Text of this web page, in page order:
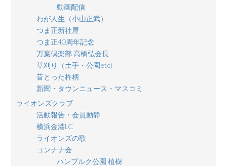
動画配信
わが人生（小山正武）
つま正新社屋
つま正40周年記念
万葉倶楽部 高橋弘会長
草刈り（土手・公園etc)
昔とった杵柄
新聞・タウンニュース・マスコミ
ライオンズクラブ
活動報告・会員動静
横浜金港LC
ライオンズの歌
ヨンナナ会
ハンブルク公園 植樹